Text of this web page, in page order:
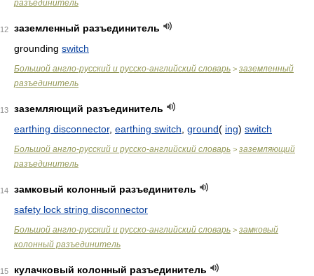
разъединитель
12
заземленный разъединитель
grounding switch
Большой англо-русский и русско-английский словарь > заземленный
разъединитель
13
заземляющий разъединитель
earthing disconnector, earthing switch ground( ing) switch
Большой англо-русский и русско-английский словарь > заземляющий
разъединитель
14
замковый колонный разъединитель
safety lock string disconnector
Большой англо-русский и русско-английский словарь > замковый
колонный разъединитель
15
кулачковый колонный разъединитель